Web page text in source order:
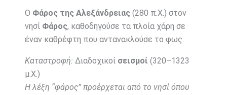
Ο Φάρος της Αλεξάνδρειας (280 π.Χ.) στον
νησί Φάρος, καθοδηγούσε τα πλοία χάρη σε
έναν καθρέφτη που αντανακλούσε το φως.
Καταστροφή: Διαδοχικοί σεισμοί (320–1323
μ.Χ.)
Η λέξη “φάρος” προέρχεται από το νησί όπου